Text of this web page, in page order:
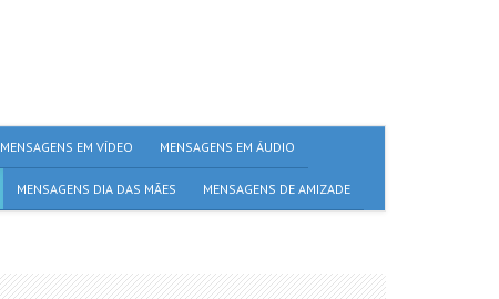
MENSAGENS EM VÍDEO MENSAGENS EM ÁUDIO
MENSAGENS DIA DAS MÃES MENSAGENS DE AMIZADE